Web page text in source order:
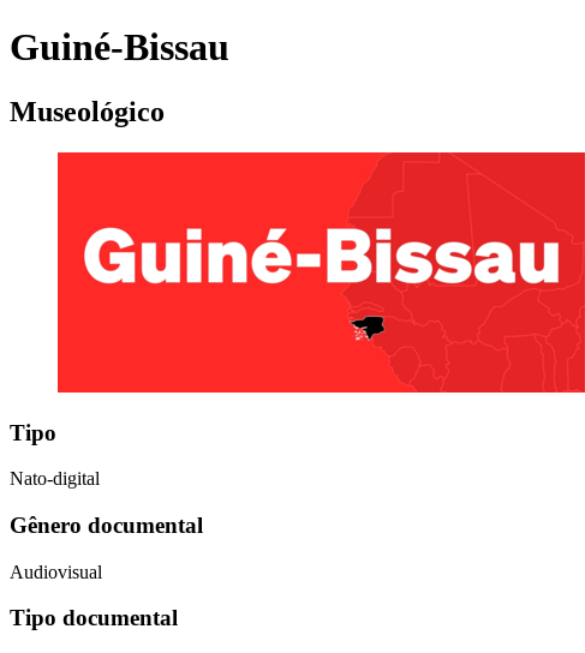
Guiné-Bissau
Museológico
Tipo
Nato-digital
Gênero documental
Audiovisual
Tipo documental